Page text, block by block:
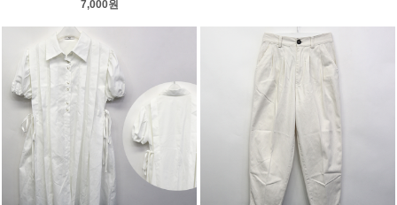
7,000원